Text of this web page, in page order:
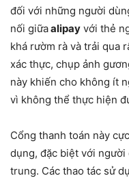
đối với những người
nối giữaalipay với thẻ
khá rườm rà và trải qua
xác thực, chụp ảnh
này khiến cho không ít
vì không thể thực hiện
Cổng thanh toán này
dụng, đặc biệt với
trung. Các thao tác sử